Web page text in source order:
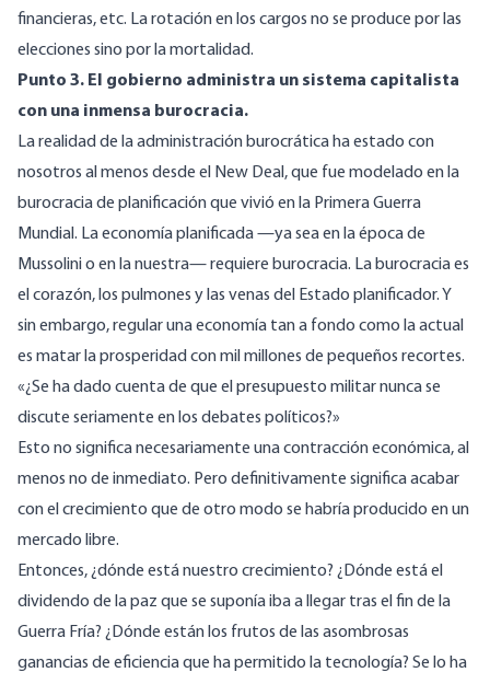
financieras, etc. La rotación en los cargos no se produce por las
elecciones sino por la mortalidad.
Punto 3. El gobierno administra un sistema capitalista
con una inmensa burocracia.
La realidad de la administración burocrática ha estado con
nosotros al menos desde el New Deal, que fue modelado en la
burocracia de planificación que vivió en la Primera Guerra
Mundial. La economía planificada —ya sea en la época de
Mussolini o en la nuestra— requiere burocracia. La burocraciaes
el corazón, los pulmones y las venas del Estado planificador. Y
sin embargo, regular una economía tan a fondo como la actual
es matar la prosperidad con mil millones de pequeños recortes.
«¿Se ha dado cuenta de que el presupuesto militar nunca se
discute seriamente en los debates políticos?»
Esto no significa necesariamente una contracción económica, al
menos no de inmediato. Pero definitivamente significa acabar
con el crecimiento que de otro modo se habría producido en un
mercado libre.
Entonces, ¿dónde está nuestro crecimiento? ¿Dónde está el
dividendo de la paz que se suponía iba a llegar tras el fin de la
Guerra Fría? ¿Dónde están los frutos de las asombrosas
ganancias de eficiencia que ha permitido la tecnología? Se lo ha